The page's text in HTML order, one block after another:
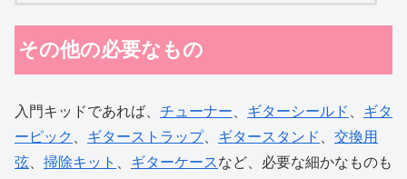
その他の必要なもの
入門キッドであれば、 チューナー ギターシールド
ギタ
ーピック
ギターストラップ、 ギタースタンド
交換用
弦
掃除キット ギターケースなど、必要な細かなものも